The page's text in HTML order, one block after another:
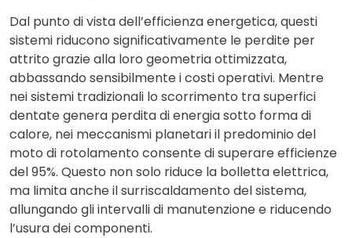
Dal punto di vista dell’efficienza energetica, questi
sistemi riducono significativamente le perdite per
attrito grazie alla loro geometria ottimizzata,
abbassando sensibilmente i costi operativi. Mentre
nei sistemi tradizionali lo scorrimento tra superfici
dentate genera perdita di energia sotto forma di
calore, nei meccanismi planetari il predominio del
moto di rotolamento consente di superare efficienze
del 95%. Questo non solo riduce la bolletta elettrica,
ma limita anche il surriscaldamento del sistema,
allungando gli intervalli di manutenzione e riducendo
l’usura dei componenti.